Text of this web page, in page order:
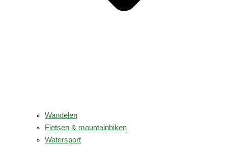
Wandelen
Fietsen & mountainbiken
Watersport